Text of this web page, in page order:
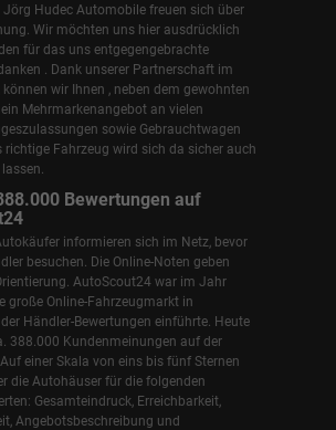
Jörg Hudec Automobile freuen sich über
Wir möchten uns hier ausdrücklich
für das uns entgegengebrachte
. Dank unserer Partnerschaft im
wir Ihnen , neben dem gewohnten
ein Mehrmarkenangebot an vielen
sowie Gebrauchtwagen
richtige Fahrzeug wird sich da sicher auch
Bewertungen auf
informieren sich im Netz, bevor
besuchen. Die Online-Noten geben
AutoScout24 war im Jahr
große Online-Fahrzeugmarkt in
Händler-Bewertungen einführte. Heute
388.000 Kundenmeinungen auf der
einer Skala von eins bis fünf Sternen
die Autohäuser für die folgenden
Gesamteindruck, Erreichbarkeit,
Angebotsbeschreibung und